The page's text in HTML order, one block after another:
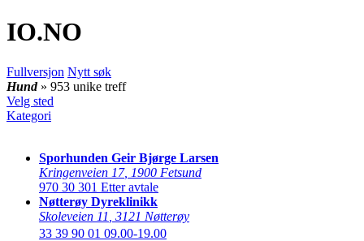
IO.NO
Fullversjon Nytt søk
Hund » 953 unike treff
Velg sted
Kategori
Sporhunden Geir Bjørge Larsen
Kringenveien 17, 1900 Fetsund
970 30 301 Etter avtale
Nøtterøy Dyreklinikk
Skoleveien 11 3121 Nøtterøy
33 39 90 01 09.00-19.00